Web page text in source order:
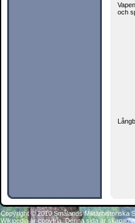
och
Copyright © 2010 Smålands Militärhistoriska
Wikipedia är copyfria. Denna sida är skapad